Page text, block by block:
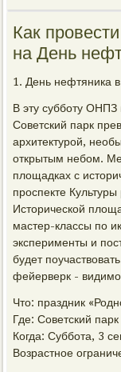
Как
на День
1. День нефтяника
В эту субботу
Советский парк
архитектурой,
открытым небом.
площадках с
проспекте
Исторической
мастер-классы по
эксперименты и
будет
фейерверк -
Что: праздник
Где: Советский парк
Когда: Суббота, 3
Возрастное